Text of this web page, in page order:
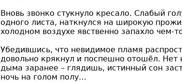
Вновь звонко стукнуло кресало. Слабый
одного листа, наткнулся на широкую
холодном воздухе явственно запахло чем-
Убедившись, что невидимое пламя
довольно крякнул и поспешно отошёл. Нет
дыма заранее – глядишь, истинный сон
ночь на голом полу…